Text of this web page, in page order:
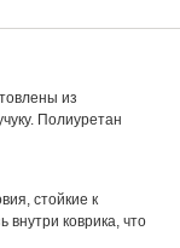
из
Полиуретан
стойкие к
коврика, что